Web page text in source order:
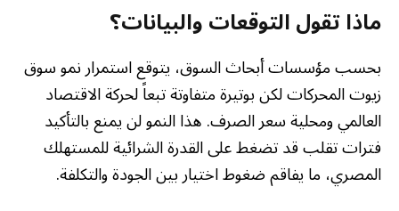
ماذا تقول التوقعات والبيانات؟
بحسب مؤسسات أبحاث السوق، يتوقع استمرار نمو سوق
زيوت المحركات لكن بوتيرة متفاوتة تبعاً لحركة الاقتصاد
العالمي ومحلية سعر الصرف. هذا النمو لن يمنع بالتأكيد
فترات تقلب قد تضغط على القدرة الشرائية للمستهلك
المصري، ما يفاقم ضغوط اختيار بين الجودة والتكلفة.